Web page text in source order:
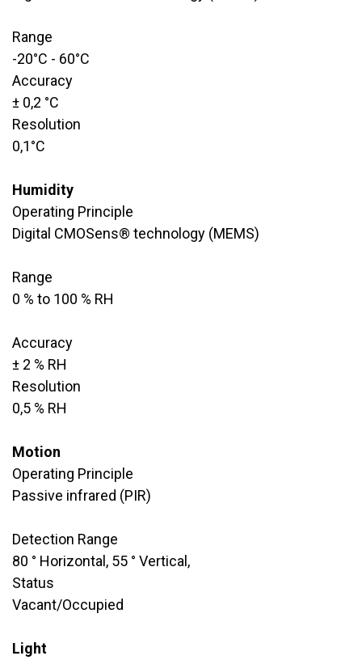
Range
​-20°C - 60°C
Accuracy
​± 0,2 °C
Resolution
​0,1°C
Humidity
Operating Principle
Digital CMOSens® technology (MEMS)
Range
​0 % to 100 % RH
Accuracy
​± 2 % RH
Resolution
​0,5 % RH
Motion
Operating Principle
​Passive infrared (PIR)
Detection Range
80 ° Horizontal, 55 ° Vertical,
Status
Vacant/Occupied
Light